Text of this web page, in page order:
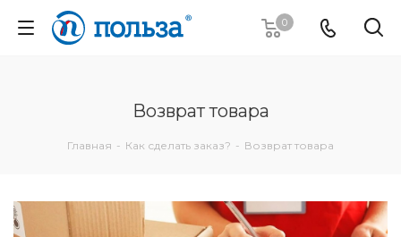
0
Возврат товара
Главная - Как сделать заказ? - Возврат товара